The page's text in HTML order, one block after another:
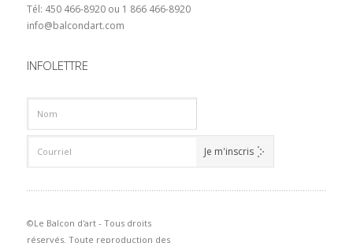
Tél: 450 466-8920 ou 1 866 466-8920
info@balcondart.com
INFOLETTRE
©Le Balcon d'art - Tous droits
réservés. Toute reproduction des